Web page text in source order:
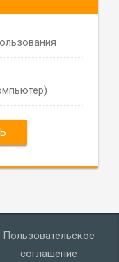
Пользовательское
соглашение